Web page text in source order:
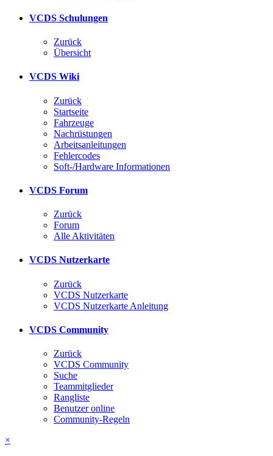
VCDS Schulungen
Zurück
Übersicht
VCDS Wiki
Zurück
Startseite
Fahrzeuge
Nachrüstungen
Arbeitsanleitungen
Fehlercodes
Soft-/Hardware Informationen
VCDS Forum
Zurück
Forum
Alle Aktivitäten
VCDS Nutzerkarte
Zurück
VCDS Nutzerkarte
VCDS Nutzerkarte Anleitung
VCDS Community
Zurück
VCDS Community
Suche
Teammitglieder
Rangliste
Benutzer online
Community-Regeln
×